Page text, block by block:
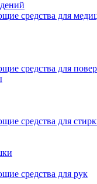
средства для
средства для
средства для
средства для рук